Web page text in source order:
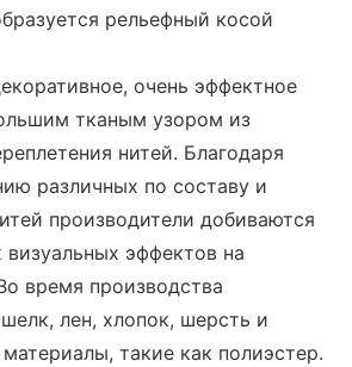
рельефный косой
очень эффектное
тканым узором из
нитей. Благодаря
различных по составу и
производители добиваются
эффектов на
время производства
лен, хлопок, шерсть и
такие как полиэстер.